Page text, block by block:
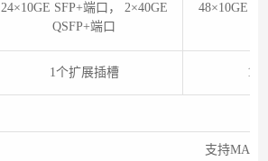
24×10GE SFP+端口， 2×40GE
QSFP+端口
48×10GE
1个扩展插槽 1
支持MAC